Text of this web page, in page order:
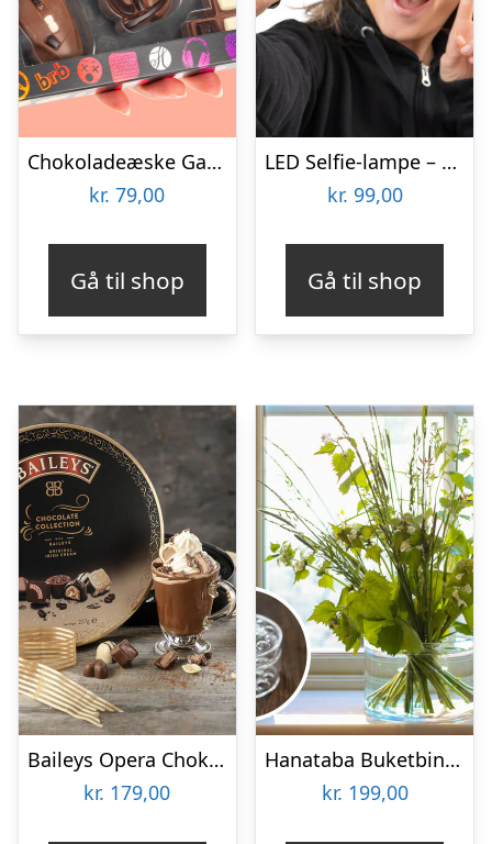
Chokoladeæske Gaming
kr. 79,00
Gå til shop
LED Selfie-lampe – Vooni
kr. 99,00
Gå til shop
Baileys Opera Chokoladeæske
kr. 179,00
Hanataba Buketbinder
kr. 199,00